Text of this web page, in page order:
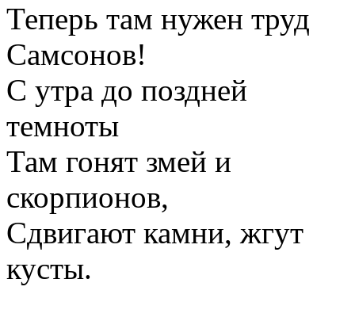
Теперь там нужен труд
Самсонов!
С утра до поздней
темноты
Там гонят змей и
скорпионов,
Сдвигают камни, жгут
кусты.